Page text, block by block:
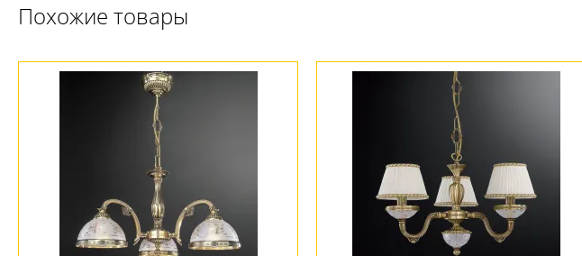
Похожие товары